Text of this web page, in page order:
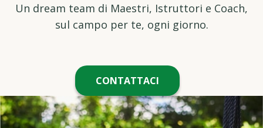
Un dream team di Maestri, Istruttori e Coach,
sul campo per te, ogni giorno.
CONTATTACI